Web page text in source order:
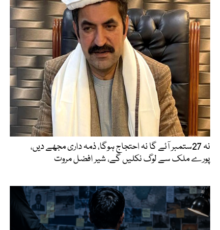
نہ 27ستمبر آئے گا نہ احتجاج ہوگا، ذمہ داری مجھے دیں،
پورے ملک سے لوگ نکلیں گے، شیر افضل مروت